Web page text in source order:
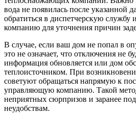
вода не появилась после указанной
обратиться в диспетчерскую
компанию для уточнения причин
В случае, если ваш дом не попал в
это не означает, что отключения не
информация обновляется или дом
теплоисточником. При
советуют обращаться напрямую к
управляющую компанию. Такой
неприятных сюрпризов и заранее
неудобствам.